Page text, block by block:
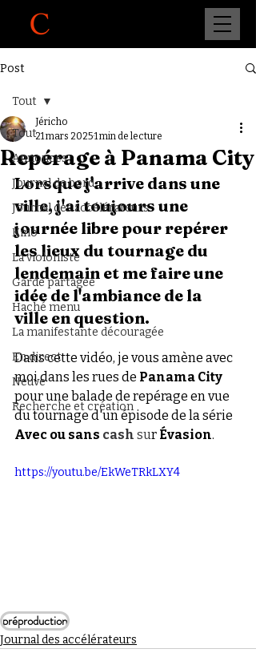
Post
Tout
Annonces
Journal de bord
Journal des accélérateurs
Kino
La violoniste
Garde partagée
Haché menu
La manifestante découragée
En direct
Neuve
Recherche et création
Tout
Repérage à Panama City
Jéricho
21 mars 20251 min de lecture
Lorsque j'arrive dans une
ville, j'ai toujours une
journée libre pour repérer
les lieux du tournage du
lendemain et me faire une
idée de l'ambiance de la
ville en question.
Dans cette vidéo, je vous amène avec
moi dans les rues de Panama City
pour une balade de repérage en vue
du tournage d'un épisode de la série
Avec ou sans cash sur Évasion.
https://youtu.be/EkWeTRkLXY4
préproduction
Journal des accélérateurs